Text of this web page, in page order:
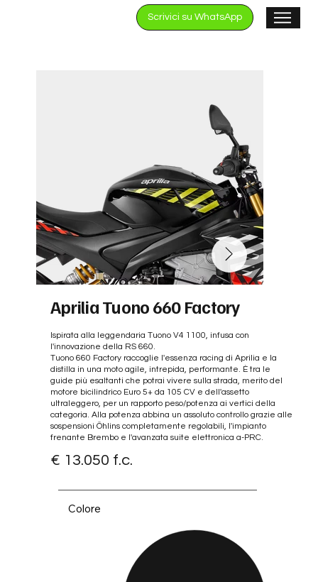
Scrivici su WhatsApp
Aprilia Tuono 660 Factory
Ispirata alla leggendaria Tuono V4 1100, infusa con
l'innovazione della RS 660.
Tuono 660 Factory raccoglie l'essenza racing di Aprilia e la
distilla in una moto agile, intrepida, performante. È tra le
guide più esaltanti che potrai vivere sulla strada, merito del
motore bicilindrico Euro 5+ da 105 CV e dell'assetto
ultraleggero, per un rapporto peso/potenza ai vertici della
categoria. Alla potenza abbina un assoluto controllo grazie alle
sospensioni Öhlins completamente regolabili, l'impianto
frenante Brembo e l'avanzata suite elettronica a-PRC.
€ 13.050 f.c.
Colore